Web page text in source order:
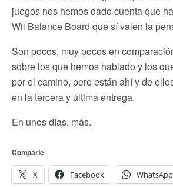
juegos nos hemos dado cuenta que
Wii Balance Board que sí valen la
Son pocos, muy pocos en
sobre los que hemos hablado y los
por el camino, pero están ahí y de
en la tercera y última entrega.
En unos días, más.
Comparte
X Facebook WhatsApp